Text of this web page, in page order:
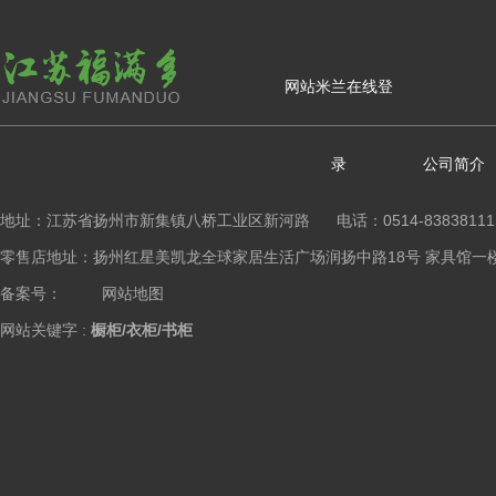
网站米兰在线登
录 公司简介
地址：江苏省扬州市新集镇八桥工业区新河路 电话：0514-
零售店地址：扬州红星美凯龙全球家居生活广场润扬中路18号 家具
备案号： 网站地图
网站关键字 : 橱柜/衣柜/书柜